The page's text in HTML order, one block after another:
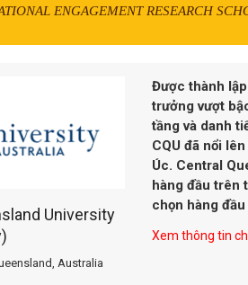
ENGAGEMENT RESEARCH
University
Australia
Được thành
trưởng vượt
tầng và danh
CQU đã nổi
Úc. Central
hàng đầu trên
chọn hàng
Xem thông tin